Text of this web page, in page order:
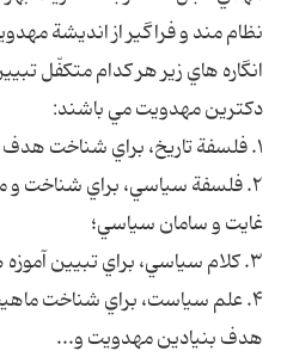
نظام مند و فراگير از انديشة
انگاره هاي زير هر كدام متكفّل
دكترين مهدويت مي باشند:
۱. فلسفة تاريخ، براي شناخت هدف و غايت حركت تاريخ؛
۲. فلسفة سياسي، براي شناخت و
غايت و سامان سياسي؛
۳. كلام سياسي، براي تبيين آموزه هاي اعتقادي ـ ديني مهدويت؛
۴. علم سياست، براي شناخت
هدف بنيادين مهدويت و...